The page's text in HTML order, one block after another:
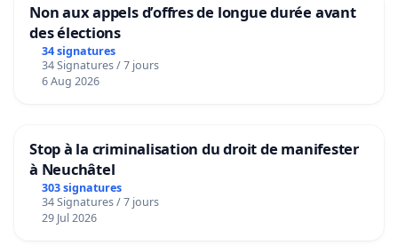
Non aux appels d’offres de longue durée avant
des élections
34 signatures
34 Signatures / 7 jours
6 Aug 2026
Stop à la criminalisation du droit de manifester
à Neuchâtel
303 signatures
34 Signatures / 7 jours
29 Jul 2026